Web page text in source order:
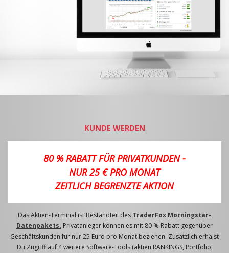
KUNDE WERDEN
80 % RABATT FÜR PRIVATKUNDEN -
NUR 25 € PRO MONAT
ZEITLICH BEGRENZTE AKTION
Das Aktien-Terminal ist Bestandteil des TraderFox Morningstar-
Datenpakets. Privatanleger können es mit 80 % Rabatt gegenüber
Geschäftskunden für nur 25 Euro pro Monat beziehen. Zusätzlich erhälst
Du Zugriff auf 4 weitere Software-Tools (aktien RANKINGS, Portfolio,